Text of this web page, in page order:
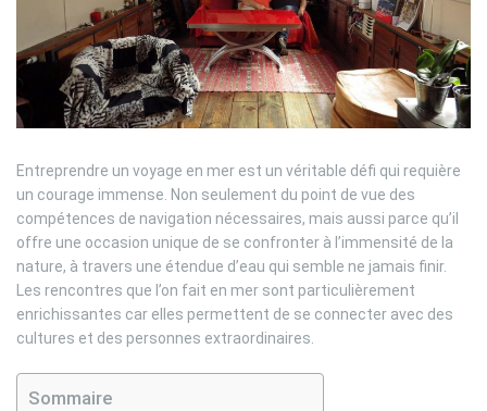
Entreprendre un voyage en mer est un véritable défi qui requière
un courage immense. Non seulement du point de vue des
compétences de navigation nécessaires, mais aussi parce qu’il
offre une occasion unique de se confronter à l’immensité de la
nature, à travers une étendue d’eau qui semble ne jamais finir.
Les rencontres que l’on fait en mer sont particulièrement
enrichissantes car elles permettent de se connecter avec des
cultures et des personnes extraordinaires.
Sommaire